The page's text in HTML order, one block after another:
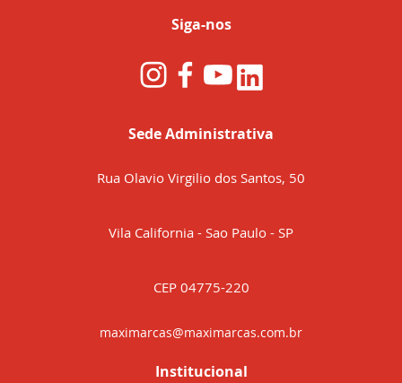
Siga-nos
Sede Administrativa
Rua Olavio Virgilio dos Santos, 50
Vila California - Sao Paulo - SP
CEP 04775-220
maximarcas@maximarcas.com.br
Institucional